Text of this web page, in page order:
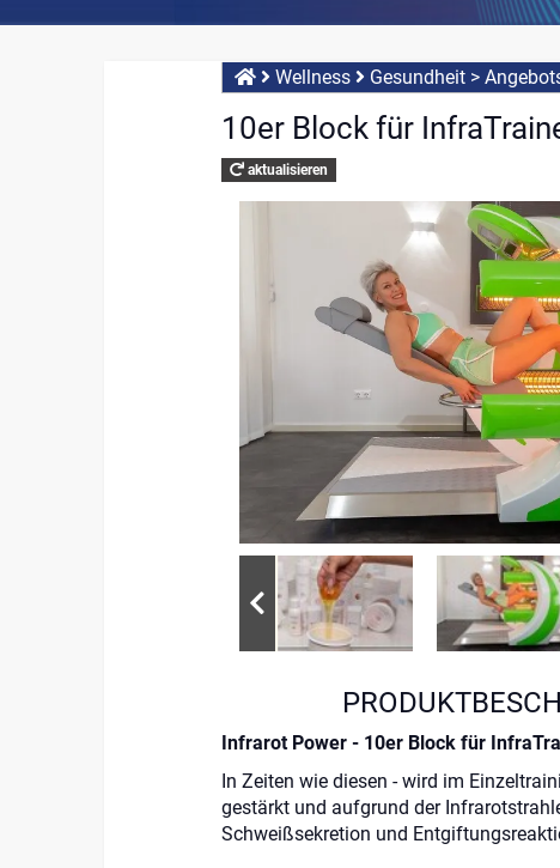
Wellness Gesundheit>
10er Block für
aktualisieren
Infrarot Power - 10er Block für
In Zeiten wie diesen - wird im
gestärkt und aufgrund der
Schweißsekretion und